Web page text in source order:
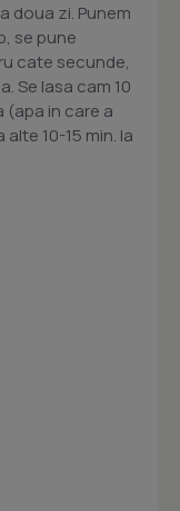
doua zi. Punem
se pune
cate secunde,
Se lasa cam 10
(apa in care a
10-15 min. la